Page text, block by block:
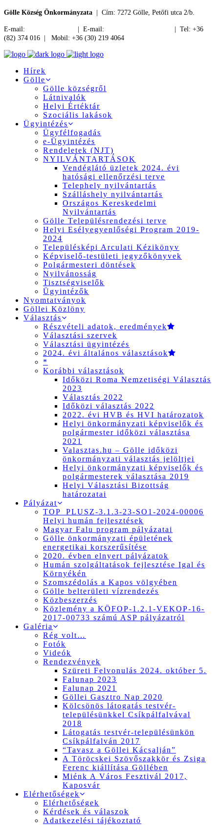
Gölle Község Önkormányzata | Cím: 7272 Gölle, Petőfi utca 2/b.
E-mail: | E-mail:
| Tel: +36
(82) 374 016 | Mobil: +36 (30) 219 4064
Hírek
Gölle
Gölle községről
Látnivalók
Helyi Értéktár
Szociális lakások
Ügyintézés
Ügyfélfogadás
e-Ügyintézés
Rendeletek (NJT)
NYILVÁNTARTÁSOK
Vendéglátó üzletek 2024. évi
hatósági ellenőrzési terve
Telephely nyilvántartás
Szálláshely nyilvántartás
Országos Kereskedelmi
Nyilvántartás
Gölle Településrendezési terve
Helyi Esélyegyenlőségi Program 2019-
2024
Településképi Arculati Kézikönyv
Képviselő-testületi jegyzőkönyvek
Polgármesteri döntések
Nyilvánosság
Tisztségviselők
Ügyintézők
Nyomtatványok
Göllei Közlöny
Választás
Részvételi adatok, eredmények
Választási szervek
Választási ügyintézés
2024. évi általános választások
*
Korábbi választások
Időközi Roma Nemzetiségi Választás
2023
Választás 2022
Időközi választás 2022
2022. évi HVB és HVI határozatok
Helyi önkormányzati képviselők és
polgármester időközi választása
2021
Valasztas.hu – Gölle időközi
önkormányzati választás jelöltjei
Helyi önkormányzati képviselők és
polgármesterek választása 2019
Helyi Választási Bizottság
határozatai
Pályázat
TOP_PLUSZ-3.1.3-23-SO1-2024-00006
Helyi humán fejlesztések
Magyar Falu program pályázatai
Gölle önkormányzati épületének
energetikai korszerűsítése
2020. évben elnyert pályázatok
Humán szolgáltatások fejlesztése Igal és
Környékén
Szomszédolás a Kapos völgyében
Gölle belterületi vízrendezés
Közbeszerzés
Közlemény a KÖFOP-1.2.1-VEKOP-16-
2017-00733 számú ASP pályázatról
Galéria
Rég volt…
Fotók
Videók
Rendezvények
Szüreti Felvonulás 2024. október 5.
Falunap 2023
Falunap 2021
Göllei Gasztro Nap 2020
Kölcsönös látogatás testvér-
településünkkel Csíkpálfalvával
2018
Látogatás testvér-településünkön
Csíkpálfalván 2017
“Tavasz a Göllei Kácsalján”
A Töröcskei Szövőszakkör és Zsiga
Ferenc kiállítása Göllében
Miénk A Város Fesztivál 2017,
Kaposvár
Elérhetőségek
Elérhetőségek
Kérdések és válaszok
Adatkezelési tájékoztató